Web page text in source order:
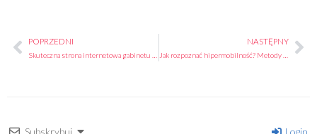
Prev
POPRZEDNI NASTĘPNY
Subskrybuj Login